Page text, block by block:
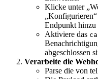
Klicke unter
Endpunkt hinzu
Aktiviere das
abgeschlossen
Verarbeite die
Parse die von